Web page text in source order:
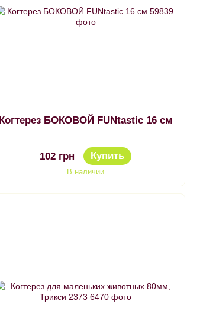
Когтерез БОКОВОЙ FUNtastic 16 см
102 грн Купить
В наличии